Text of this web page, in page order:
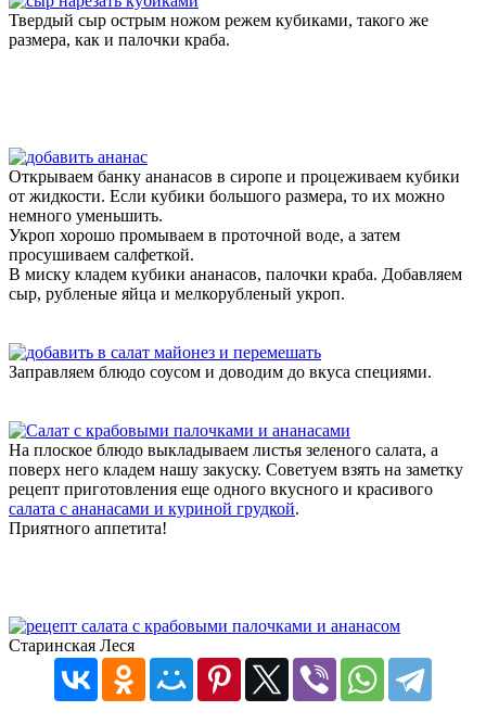
Твердый сыр острым ножом режем кубиками, такого же
размера, как и палочки краба.
Открываем банку ананасов в сиропе и процеживаем кубики
от жидкости. Если кубики большого размера, то их можно
немного уменьшить.
Укроп хорошо промываем в проточной воде, а затем
просушиваем салфеткой.
В миску кладем кубики ананасов, палочки краба. Добавляем
сыр, рубленые яйца и мелкорубленый укроп.
Заправляем блюдо соусом и доводим до вкуса специями.
На плоское блюдо выкладываем листья зеленого салата, а
поверх него кладем нашу закуску. Советуем взять на заметку
рецепт приготовления еще одного вкусного и красивого
салата с ананасами и куриной грудкой.
Приятного аппетита!
Старинская Леся